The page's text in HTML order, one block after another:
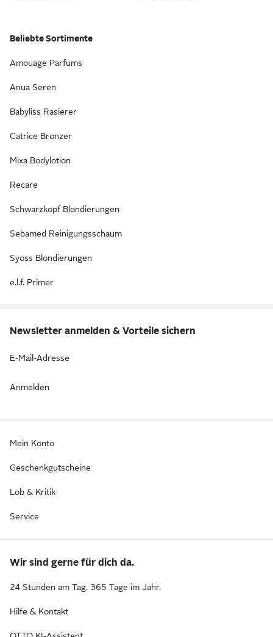
Beliebte Sortimente
Amouage Parfums
Anua Seren
Babyliss Rasierer
Catrice Bronzer
Mixa Bodylotion
Recare
Schwarzkopf Blondierungen
Sebamed Reinigungsschaum
Syoss Blondierungen
e.l.f. Primer
Newsletter anmelden & Vorteile sichern
E-Mail-Adresse
Anmelden
Mein Konto
Geschenkgutscheine
Lob & Kritik
Service
Wir sind gerne für dich da.
24 Stunden am Tag. 365 Tage im Jahr.
Hilfe & Kontakt